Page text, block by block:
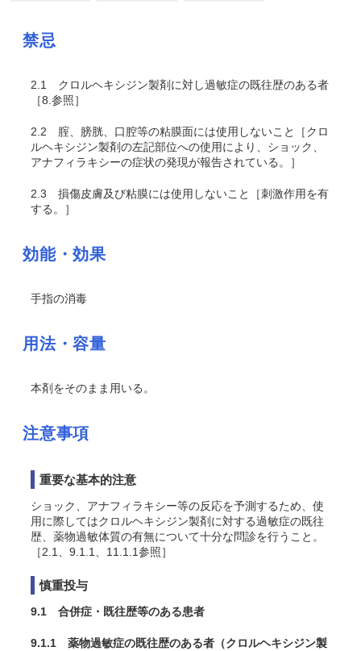
禁忌
2.1
クロルヘキシジン製剤に対し過敏症の既往歴のある者
［8.参照］
2.2 腟、膀胱、口腔等の粘膜面には使用しないこと［クロ
ルヘキシジン製剤の左記部位への使用により、ショック、
アナフィラキシーの症状の発現が報告されている。］
2.3 損傷皮膚及び粘膜には使用しないこと［刺激作用を有
する。］
効能・効果
手指の消毒
用法・容量
本剤をそのまま用いる。
注意事項
重要な基本的注意
ショック、アナフィラキシー等の反応を予測するため、使
用に際してはクロルヘキシジン製剤に対する過敏症の既往
歴、薬物過敏体質の有無について十分な問診を行うこと。
［2.1、9.1.1、11.1.1参照］
慎重投与
9.1 合併症・既往歴等のある患者
9.1.1 薬物過敏症の既往歴のある者（クロルヘキシジン製